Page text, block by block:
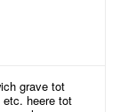
grave tot
heere tot